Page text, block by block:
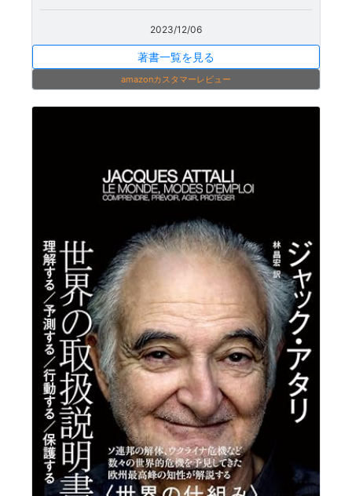
2023/12/06
著書一覧を見る
amazonカスタマーレビュー